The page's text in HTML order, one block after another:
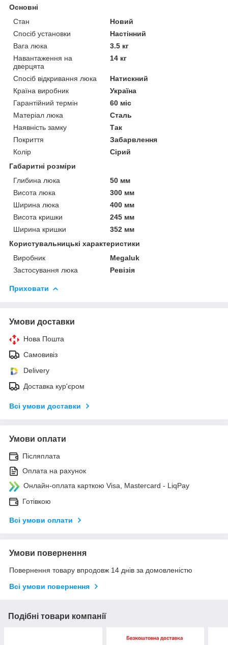
Основні
Стан
Новий
Спосіб установки
Настінний
Вага люка
3.5 кг
Навантаження на
дверцята
14 кг
Спосіб відкривання люка
Натискний
Країна виробник
Україна
Гарантійний термін
60 міс
Матеріал люка
Сталь
Наявність замку
Так
Покриття
Забарвлення
Колір
Сірий
Габаритні розміри
Глибина люка
50 мм
Висота люка
300 мм
Ширина люка
400 мм
Висота кришки
245 мм
Ширина кришки
352 мм
Користувальницькі характеристики
Виробник
Megaluk
Застосування люка
Ревізія
Приховати
Умови доставки
Нова Пошта
Самовивіз
Delivery
Доставка кур'єром
Всі умови доставки
Умови оплати
Післяплата
Оплата на рахунок
Онлайн-оплата карткою Visa, Mastercard - LiqPay
Готівкою
Всі умови оплати
Умови повернення
Повернення товару впродовж 14 днів за домовленістю
Всі умови повернення
Подібні товари компанії